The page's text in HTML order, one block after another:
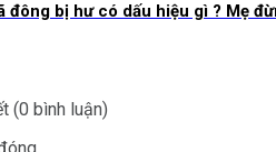
đông bị hư có dấu hiệu gì ? Mẹ
(0 bình luận)